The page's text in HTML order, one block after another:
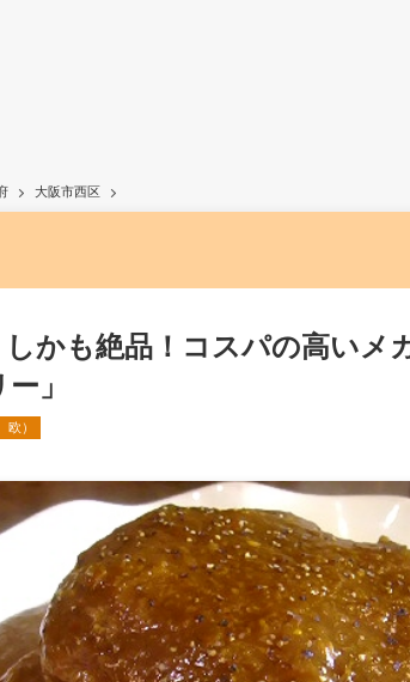
大阪市西区
しかも絶品！コスパの高い
」
欧）